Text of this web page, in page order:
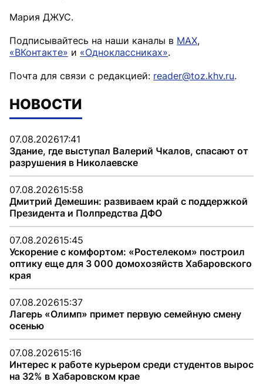
Мария ДЖУС.
Подписывайтесь на наши каналы в MAX,
«ВКонтакте» и «Одноклассниках».
Почта для связи с редакцией: reader@toz.khv.ru.
НОВОСТИ
07.08.202617:41
Здание, где выступал Валерий Чкалов, спасают от
разрушения в Николаевске
07.08.202615:58
Дмитрий Демешин: развиваем край с поддержкой
Президента и Полпредства ДФО
07.08.202615:45
Ускорение с комфортом: «Ростелеком» построил
оптику еще для 3 000 домохозяйств Хабаровского
края
07.08.202615:37
Лагерь «Олимп» примет первую семейную смену
осенью
07.08.202615:16
Интерес к работе курьером среди студентов вырос
на 32% в Хабаровском крае